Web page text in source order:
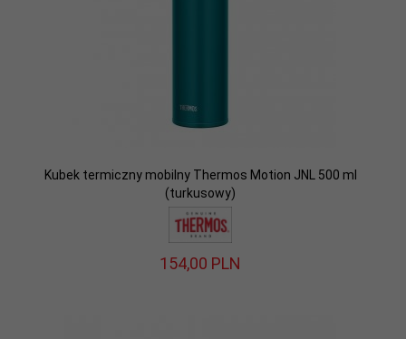
Kubek termiczny mobilny Thermos Motion JNL 500 ml
(turkusowy)
154,00 PLN